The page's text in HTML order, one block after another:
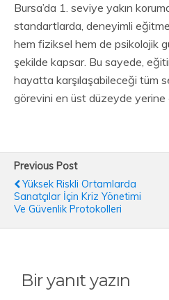
Bursa’da 1. seviye yakın
standartlarda, deneyimli
hem fiziksel hem de psikolojik
şekilde kapsar. Bu sayede,
hayatta karşılaşabileceği tüm
görevini en üst düzeyde yerine
Previous Post
Yüksek Riskli Ortamlarda
Sanatçılar İçin Kriz Yönetimi
Ve Güvenlik Protokolleri
Bir yanıt yazın